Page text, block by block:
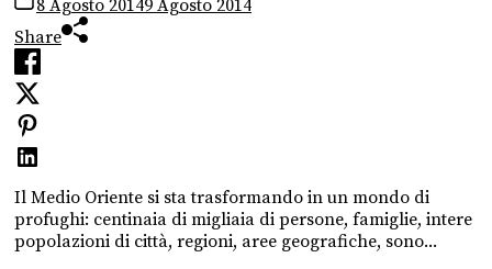
8 Agosto 20149 Agosto 2014
Share
Il Medio Oriente si sta trasformando in un mondo di
profughi: centinaia di migliaia di persone, famiglie, intere
popolazioni di città, regioni, aree geografiche, sono...